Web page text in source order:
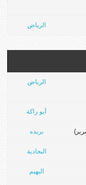
الرياض
الرياض
أبو راكة
بريده
البجادية
البهيم